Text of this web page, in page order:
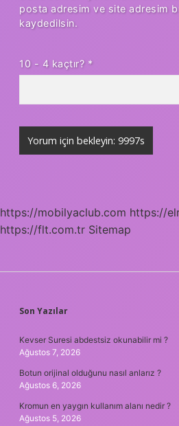
posta adresim ve site adresim
kaydedilsin.
10 - 4 kaçtır? *
https://mobilyaclub.com https://
https://flt.com.tr Sitemap
SIDEBAR
Son Yazılar
Kevser Suresi abdestsiz okunabilir mi ?
Ağustos 7, 2026
Botun orijinal olduğunu nasıl anlarız ?
Ağustos 6, 2026
Kromun en yaygın kullanım alanı nedir ?
Ağustos 5, 2026